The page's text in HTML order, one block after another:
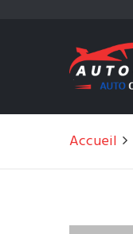
Accueil